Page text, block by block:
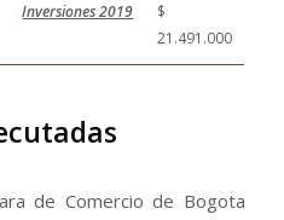
Inversiones 2019
$
21.491.000
de Comercio de Bogota